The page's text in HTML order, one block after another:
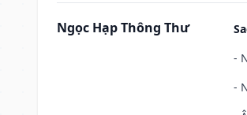
Ngọc Hạp Thông Thư
-
-